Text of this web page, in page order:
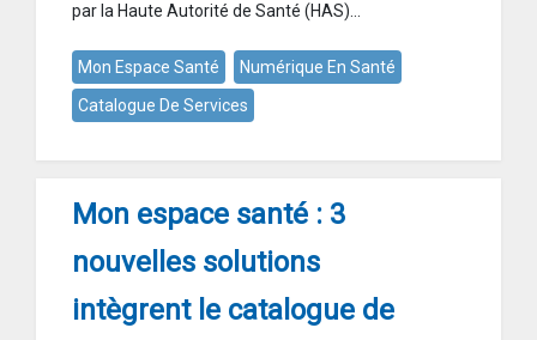
par la Haute Autorité de Santé (HAS)...
Mon Espace Santé
Numérique En Santé
Catalogue De Services
Mon espace santé : 3
nouvelles solutions
intègrent le catalogue de